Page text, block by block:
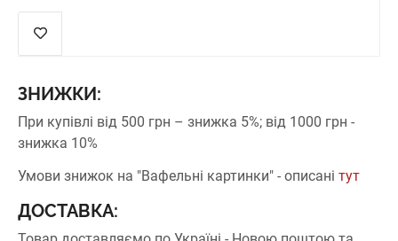
ЗНИЖКИ:
При купівлі від 500 грн – знижка 5%; від 1000 грн -
знижка 10%
Умови знижок на "Вафельні картинки" - описані тут
ДОСТАВКА: